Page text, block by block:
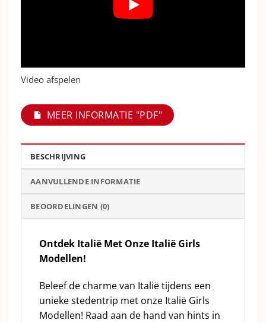
Video afspelen
MEER INFORMATIE "PDF"
BESCHRIJVING
AANVULLENDE INFORMATIE
BEOORDELINGEN (0)
Ontdek Italië Met Onze Italië Girls
Modellen!
Beleef de charme van Italië tijdens een
unieke stedentrip met onze Italië Girls
Modellen! Raad aan de hand van hints in